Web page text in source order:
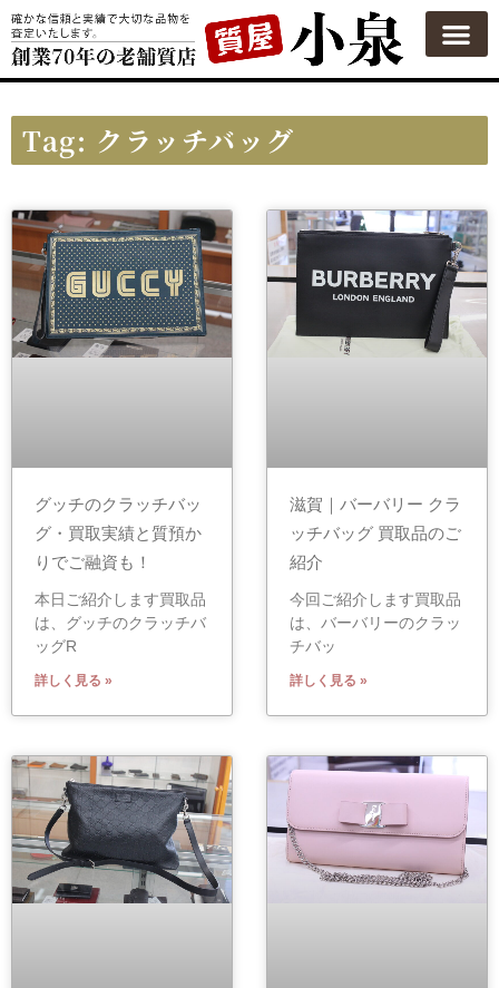
Tag: クラッチバッグ
グッチのクラッチバッ
グ・買取実績と質預か
りでご融資も！
本日ご紹介します買取品
は、グッチのクラッチバ
ッグR
詳しく見る »
滋賀｜バーバリー クラ
ッチバッグ 買取品のご
紹介
今回ご紹介します買取品
は、バーバリーのクラッ
チバッ
詳しく見る »